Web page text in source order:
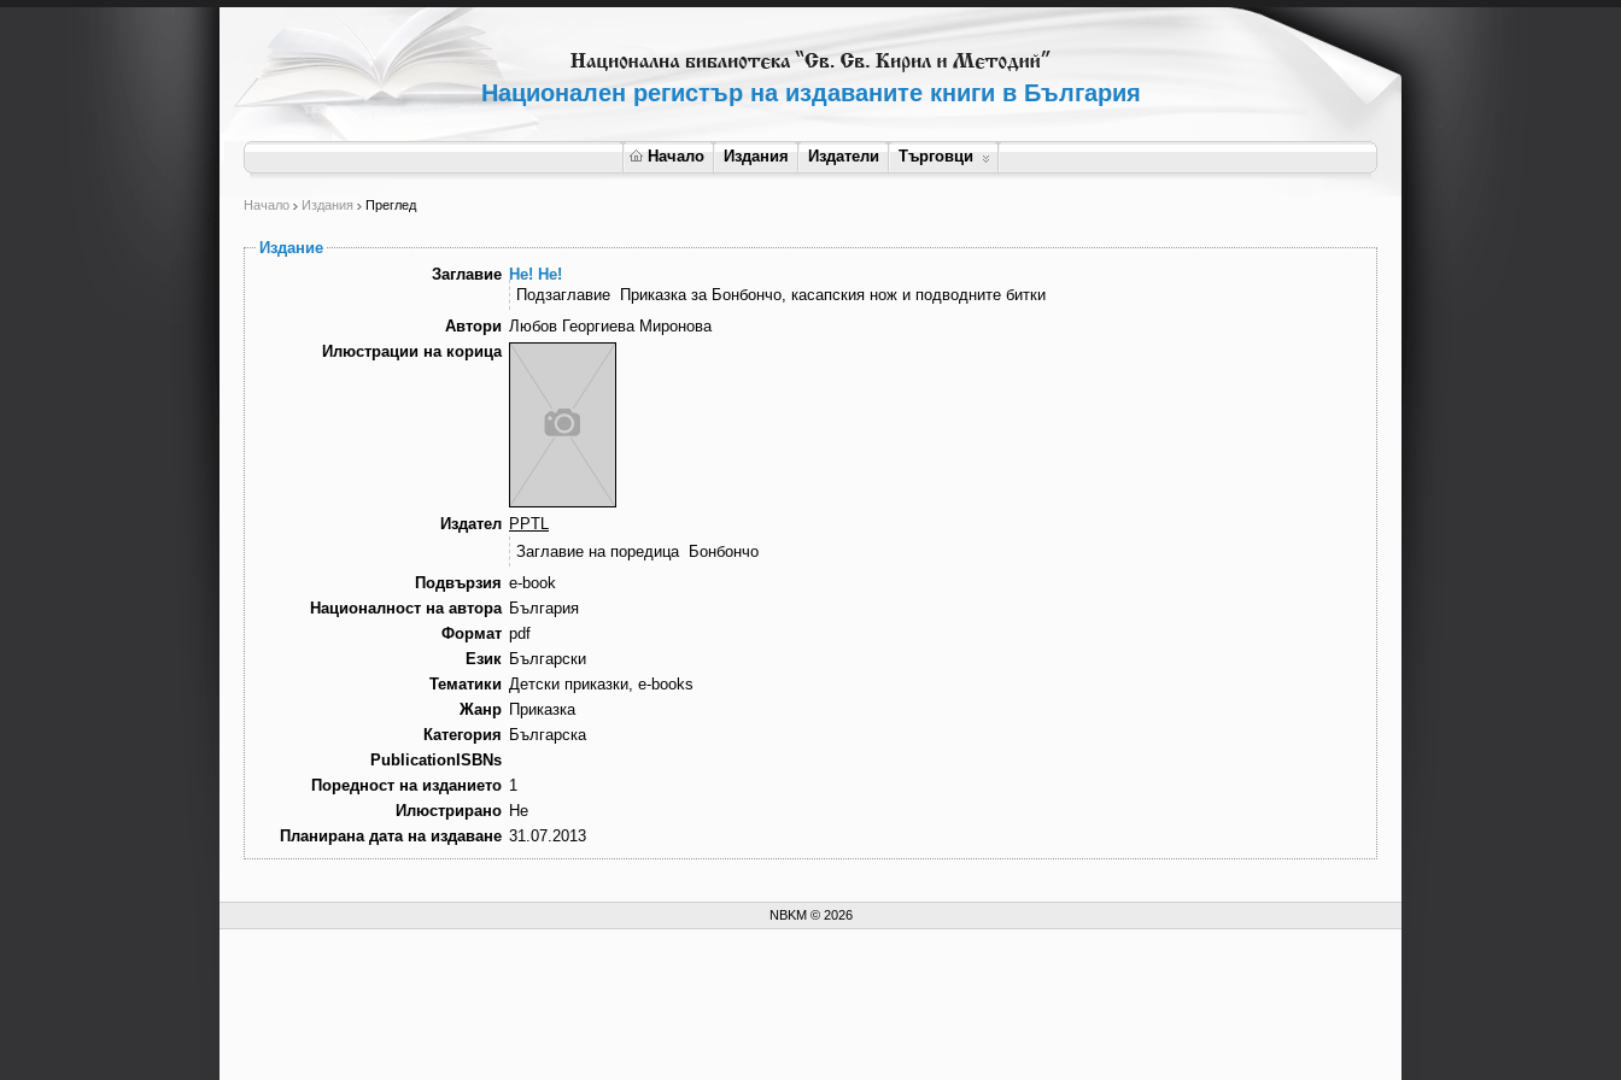
Национален регистър на издаваните книги в България
Начало Издания Издатели Търговци
Начало Издания Преглед
Издание
Заглавие Не! Не!
Подзаглавие
Приказка за Бонбончо, касапския нож и подводните битки
Автори Любов Георгиева Миронова
Илюстрации на корица
Издател PPTL
Заглавие на поредица
Бонбончо
Подвързия e-book
Националност на автора България
Формат pdf
Език Български
Тематики Детски приказки, e-books
Жанр Приказка
Категория Българска
PublicationISBNs
Поредност на изданието 1
Илюстрирано Не
Планирана дата на издаване 31.07.2013
NBKM © 2026